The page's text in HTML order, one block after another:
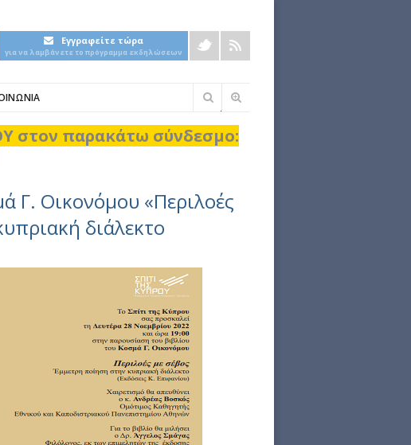
Εγγραφείτε τώρα
για να λαμβάνετε το πρόγραμμα εκδηλώσεων
Φόρμα
αναζήτησης
στον παρακάτω σύνδεσμο:
Γ. Οικονόμου «Περιλοές
διάλεκτο